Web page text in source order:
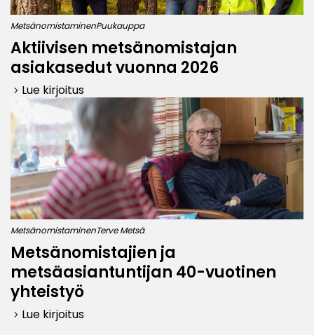
MetsänomistaminenPuukauppa
Aktiivisen metsänomistajan
asiakasedut vuonna 2026
keyboard_arrow_right Lue kirjoitus
MetsänomistaminenTerve Metsä
Metsänomistajien ja
metsäasiantuntijan 40-vuotinen
yhteistyö
keyboard_arrow_right Lue kirjoitus